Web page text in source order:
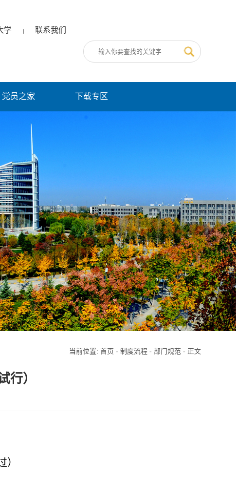
学 | 联系我们
党员之家 下载专区
当前位置: 首页 - 制度流程 - 部门规范 - 正文
行）